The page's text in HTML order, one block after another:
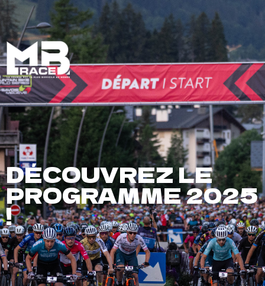
FR EN
DÉCOUVREZ LE
PROGRAMME 2025
!